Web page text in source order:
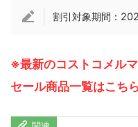
割引対象期間：
※最新のコストコメル
セール商品一覧はこち